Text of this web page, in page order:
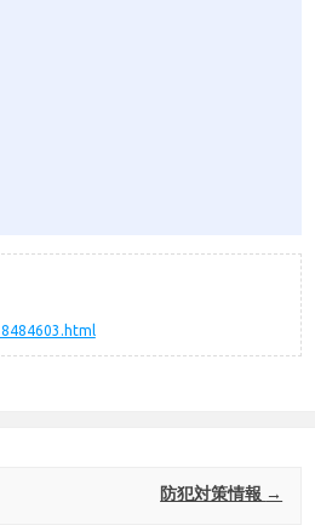
防犯対策情報 →